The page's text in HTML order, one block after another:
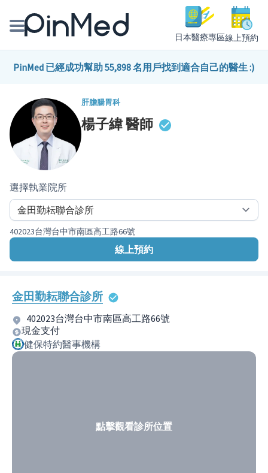
日本醫療專區線上預約
線上預約醫師、院所
醫師專欄專訪
健康主題館
PinMed 已經成功幫助 55,898 名用戶找到適合自己的醫生 :)
肝膽腸胃科
楊子緯醫師
選擇執業院所
402023台灣台中市南區高工路66號
線上預約
金田勤耘聯合診所
402023台灣台中市南區高工路66號
現金支付
健保特約醫事機構
點擊觀看診所位置